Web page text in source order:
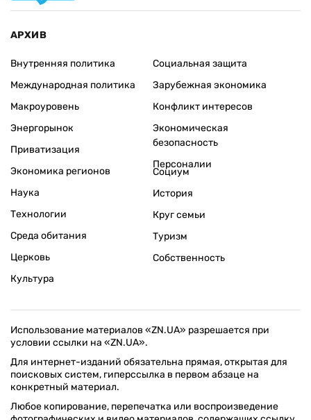
АРХИВ
Внутренняя политика
Международная политика
Макроуровень
Энергорынок
Приватизация
Экономика регионов
Социальная защита
Зарубежная экономика
Конфликт интересов
Экономическая
безопасность
Персоналии
Наука
Технологии
Среда обитания
Церковь
Культура
Социум
История
Круг семьи
Туризм
Собственность
Использование материалов «ZN.UA» разрешается при
условии ссылки на «ZN.UA».
Для интернет-изданий обязательна прямая, открытая для
поисковых систем, гиперссылка в первом абзаце на
конкретный материал.
Любое копирование, перепечатка или воспроизведение